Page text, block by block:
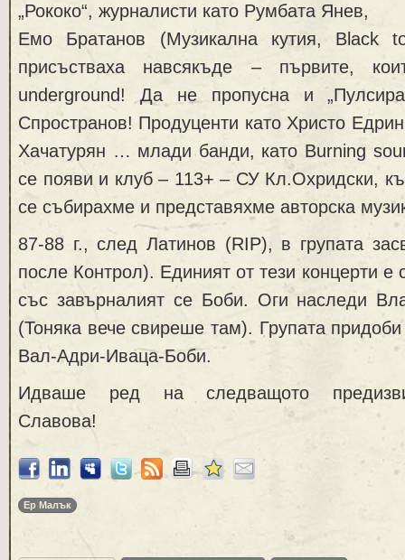
„Рококо“, журналисти като Румбата Янев,
Емо Братанов (Музикална кутия, Black
присъстваха навсякъде – първите,
underground! Да не пропусна и
Спространов! Продуценти като Христо
Хачатурян … млади банди, като Burning
се появи и клуб – 113+ – СУ Кл.Охридски,
се събирахме и представяхме авторска
87-88 г., след Латинов (RIP), в групата
после Контрол). Единият от тези концерти е
със завърналият се Боби. Оги наследи
(Тоняка вече свиреше там). Групата
Вал-Адри-Иваца-Боби.
Идваше ред на следващото
Славова!
Ер Малък